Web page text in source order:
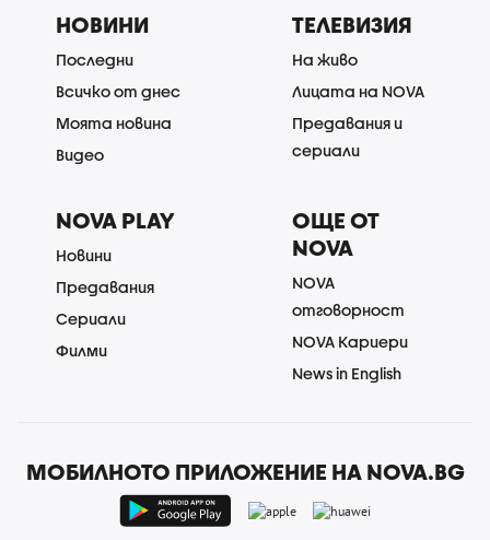
НОВИНИ
Последни
Всичко от днес
Моята новина
Видео
ТЕЛЕВИЗИЯ
На живо
Лицата на NOVA
Предавания и
сериали
NOVA PLAY
Новини
Предавания
Сериали
Филми
ОЩЕ ОТ
NOVA
NOVA
отговорност
NOVA Кариери
News in English
МОБИЛНОТО ПРИЛОЖЕНИЕ НА NOVA.BG